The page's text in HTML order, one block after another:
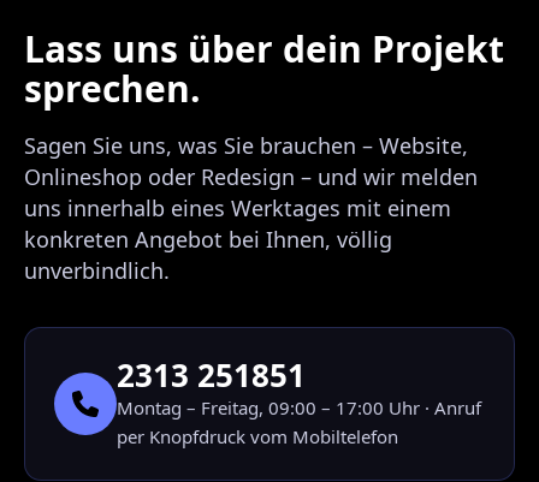
Lass uns über dein Projekt
sprechen.
Sagen Sie uns, was Sie brauchen – Website,
Onlineshop oder Redesign – und wir melden
uns innerhalb eines Werktages mit einem
konkreten Angebot bei Ihnen, völlig
unverbindlich.
2313 251851
Montag – Freitag, 09:00 – 17:00 Uhr · Anruf
per Knopfdruck vom Mobiltelefon